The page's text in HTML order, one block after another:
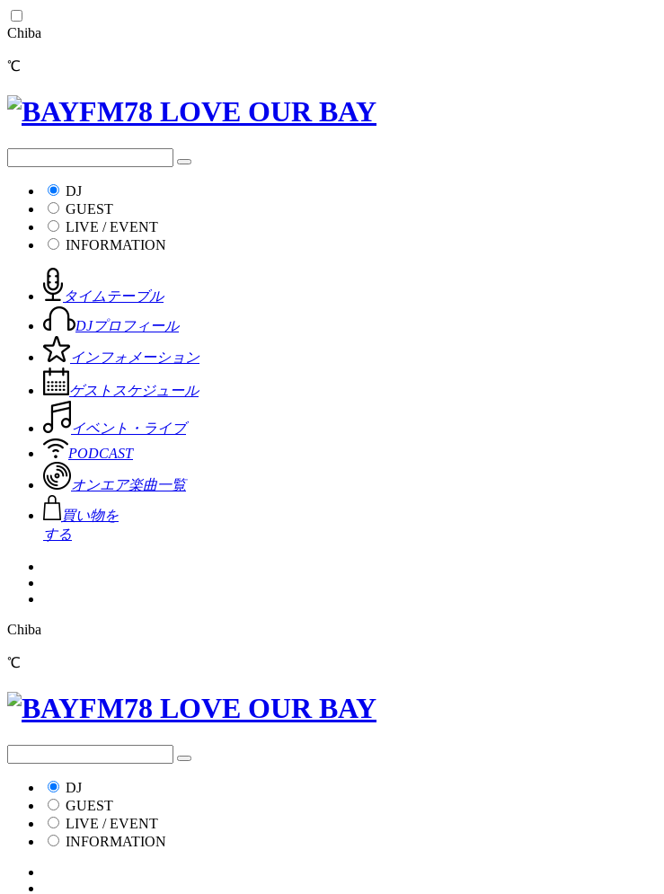
Chiba
℃
DJ
GUEST
LIVE / EVENT
INFORMATION
タイムテーブル
DJプロフィール
インフォメーション
ゲストスケジュール
イベント・ライブ
PODCAST
オンエア楽曲一覧
買い物を
する
Chiba
℃
DJ
GUEST
LIVE / EVENT
INFORMATION